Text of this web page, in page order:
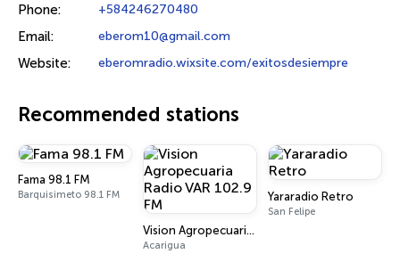
Phone: +584246270480
Email: eberom10@gmail.com
Website: eberomradio.wixsite.com/exitosdesiempre
Recommended stations
Fama 98.1 FM
Barquisimeto 98.1 FM
Vision Agropecuaria Radio VAR 102.9 FM
Acarigua
Yararadio Retro
San Felipe